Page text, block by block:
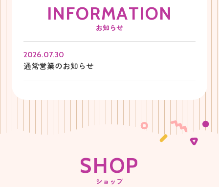
INFORMATION
お知らせ
2026.07.30
通常営業のお知らせ
SHOP
ショップ